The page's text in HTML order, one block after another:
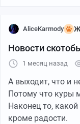
А теперь со всей
взлететь.
Собираем
Примеряем под
вроде, довольное
можно будет
любимое место в
AliceKarmody
Новости
1 месяц назад
А выходит, что и
Потому что куры
Наконец то,
кроме радости.